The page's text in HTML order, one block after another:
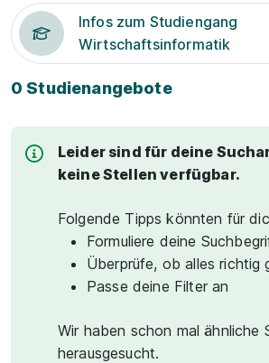
Infos zum Studiengang
Wirtschaftsinformatik
0 Studienangebote
Leider sind für deine
keine Stellen verfügbar.
Folgende Tipps könnten für
Formuliere deine
Überprüfe, ob alles richtig
Passe deine Filter an
Wir haben schon mal ähnliche
herausgesucht.